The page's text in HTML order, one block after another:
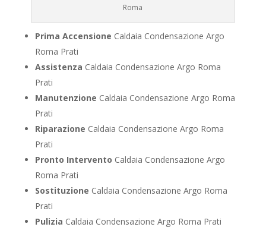
Roma
Prima Accensione Caldaia Condensazione Argo
Roma Prati
Assistenza Caldaia Condensazione Argo Roma
Prati
Manutenzione Caldaia Condensazione Argo Roma
Prati
Riparazione Caldaia Condensazione Argo Roma
Prati
Pronto Intervento Caldaia Condensazione Argo
Roma Prati
Sostituzione Caldaia Condensazione Argo Roma
Prati
Pulizia Caldaia Condensazione Argo Roma Prati